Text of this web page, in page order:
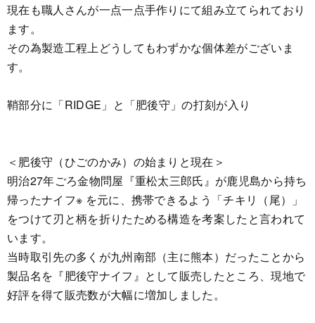
現在も職人さんが一点一点手作りにて組み立てられており
ます。
その為製造工程上どうしてもわずかな個体差がございま
す。
鞘部分に「RIDGE」と「肥後守」の打刻が入り
＜肥後守（ひごのかみ）の始まりと現在＞
明治27年ごろ金物問屋『重松太三郎氏』が鹿児島から持ち
帰ったナイフ※ を元に、携帯できるよう「チキリ（尾）」
をつけて刃と柄を折りたためる構造を考案したと言われて
います。
当時取引先の多くが九州南部（主に熊本）だったことから
製品名を『肥後守ナイフ』として販売したところ、現地で
好評を得て販売数が大幅に増加しました。